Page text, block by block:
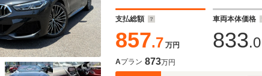
逸脱 ヘッドアップディス
支払総額
857.7 万円
車両本体価格
833.0
Aプラン 873万円